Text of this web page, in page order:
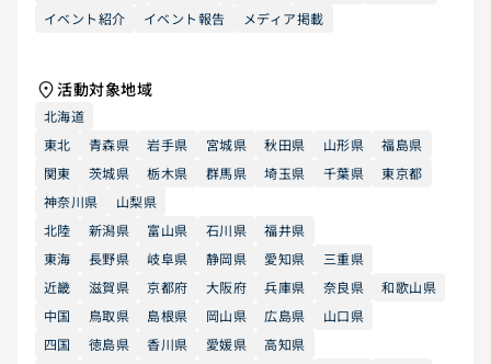
イベント紹介
イベント報告 メディア掲載
活動対象地域
北海道
東北
青森県 岩手県 宮城県 秋田県 山形県
福島県
関東
茨城県 栃木県 群馬県 埼玉県 千葉県
東京都
神奈川県
山梨県
北陸
新潟県 富山県 石川県
福井県
東海
長野県 岐阜県 静岡県 愛知県
三重県
近畿
滋賀県 京都府 大阪府 兵庫県 奈良県
和歌山県
中国
鳥取県 島根県 岡山県 広島県
山口県
四国
徳島県 香川県 愛媛県
高知県